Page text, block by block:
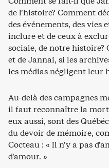
de l’histoire? Comment
des événements, des vies
inclure et de ceux à
sociale, de notre histoire?
et de Jannai, si les
les médias négligent leur
Au-delà des campagnes
il faut reconnaître la mort
eux aussi, sont des
du devoir de mémoire,
Cocteau : « Il n’y a pas
d’amour. »